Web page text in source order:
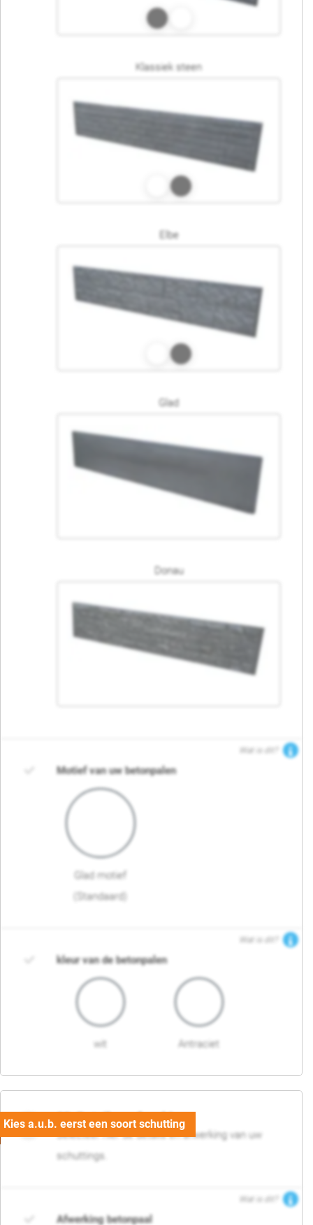
Klassiek steen
Elbe
Glad
Donau
Wat is dit?
Motief van uw betonpalen
Glad motief
(Standaard)
Wat is dit?
kleur van de betonpalen
wit Antraciet
03. Detail en afwerking
Selecteer hier de details en afwerking van uw
schuttings.
Wat is dit?
Afwerking betonpaal